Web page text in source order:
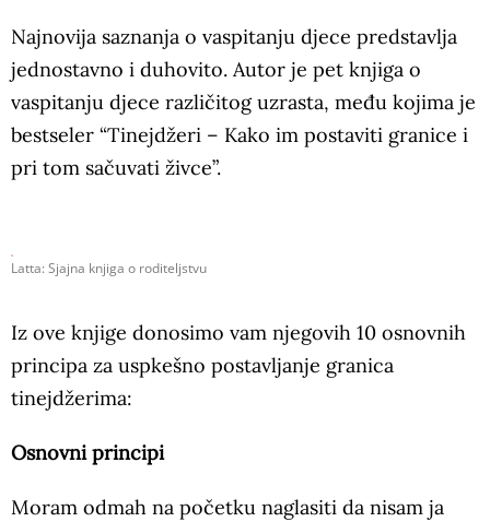
Najnovija saznanja o vaspitanju djece predstavlja
jednostavno i duhovito. Autor je pet knjiga o
vaspitanju djece različitog uzrasta, među kojima je
bestseler “Tinejdžeri – Kako im postaviti granice i
pri tom sačuvati živce”.
Latta: Sjajna knjiga o roditeljstvu
Iz ove knjige donosimo vam njegovih 10 osnovnih
principa za uspkešno postavljanje granica
tinejdžerima:
Osnovni principi
Moram odmah na početku naglasiti da nisam ja